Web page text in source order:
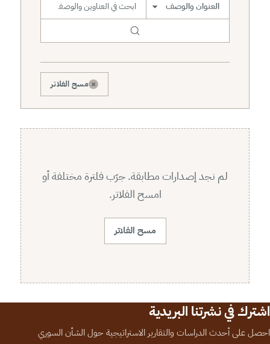
× مسح الفلاتر
لم نجد إصدارات مطابقة. جرّب فلترة مختلفة أو
امسح الفلاتر.
مسح الفلاتر
اشترك في نشرتنا البريدية
احصل على أحدث الدراسات والتقارير الاستراتيجية حول الشأن السوري